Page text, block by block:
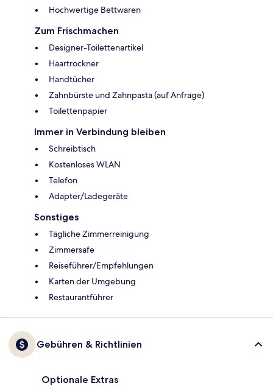
Hochwertige Bettwaren
Zum Frischmachen
Designer-Toilettenartikel
Haartrockner
Handtücher
Zahnbürste und Zahnpasta (auf Anfrage)
Toilettenpapier
Immer in Verbindung bleiben
Schreibtisch
Kostenloses WLAN
Telefon
Adapter/Ladegeräte
Sonstiges
Tägliche Zimmerreinigung
Zimmersafe
Reiseführer/Empfehlungen
Karten der Umgebung
Restaurantführer
Gebühren & Richtlinien
Optionale Extras